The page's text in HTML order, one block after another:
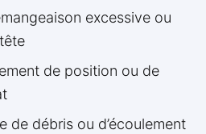
excessive ou
de position ou de
de débris ou d’écoulement